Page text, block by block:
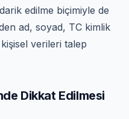
edilme biçimiyle de
ad, soyad, TC kimlik
verileri talep
Dikkat Edilmesi